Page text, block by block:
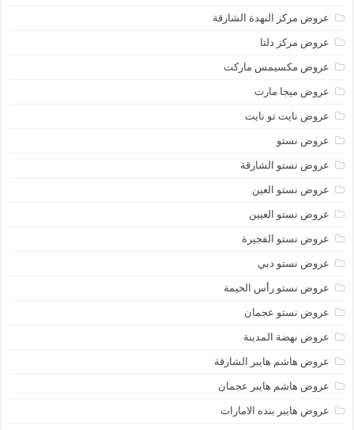
عروض مركز النهدة الشارقة
عروض مركز دلتا
عروض مكسيمس ماركت
عروض ميجا مارت
عروض نايت تو نايت
عروض نستو
عروض نستو الشارقة
عروض نستو العين
عروض نستو العيين
عروض نستو الفجيرة
عروض نستو دبي
عروض نستو رأس الخيمة
عروض نستو عجمان
عروض نهضة المدينة
عروض هاشم هايبر الشارقة
عروض هاشم هايبر عجمان
عروض هايبر بنده الامارات